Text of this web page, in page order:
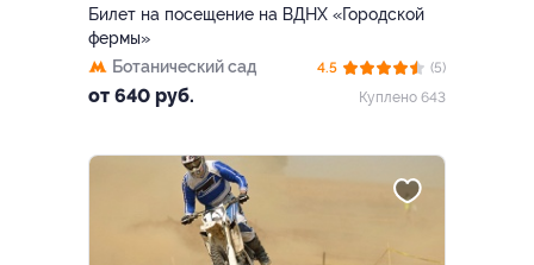
Билет на посещение на ВДНХ «Городской
фермы»
Ботанический сад
от 640 руб.
4.5
(5)
Куплено 643